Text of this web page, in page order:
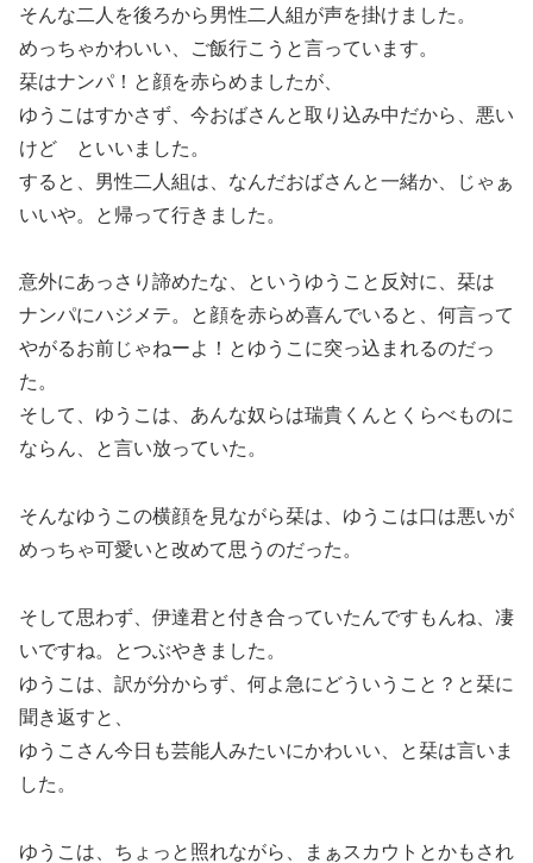
そんな二人を後ろから男性二人組が声を掛けました。
めっちゃかわいい、ご飯行こうと言っています。
栞はナンパ！と顔を赤らめましたが、
ゆうこはすかさず、今おばさんと取り込み中だから、悪い
けど といいました。
すると、男性二人組は、なんだおばさんと一緒か、じゃぁ
いいや。と帰って行きました。
意外にあっさり諦めたな、というゆうこと反対に、栞は
ナンパにハジメテ。と顔を赤らめ喜んでいると、何言って
やがるお前じゃねーよ！とゆうこに突っ込まれるのだっ
た。
そして、ゆうこは、あんな奴らは瑞貴くんとくらべものに
ならん、と言い放っていた。
そんなゆうこの横顔を見ながら栞は、ゆうこは口は悪いが
めっちゃ可愛いと改めて思うのだった。
そして思わず、伊達君と付き合っていたんですもんね、凄
いですね。とつぶやきました。
ゆうこは、訳が分からず、何よ急にどういうこと？と栞に
聞き返すと、
ゆうこさん今日も芸能人みたいにかわいい、と栞は言いま
した。
ゆうこは、ちょっと照れながら、まぁスカウトとかもされ